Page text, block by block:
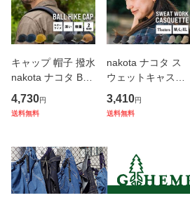
キャップ 帽子 撥水
nakota ナコタ BAL
L HIKE CAP ロク
ヨンクロス ツバ短
ンズ レディース 軽
量 大き
4,730円
送料無料
nakota ナコタ ス
ウェットキャスケ
ット 帽子 キャップ
レディース メンズ
イズ 深め 小さいサ
イズ UV
3,410円
送料無料